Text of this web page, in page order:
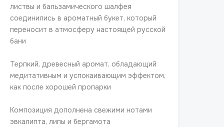
листвы и бальзамического шалфея
соединились в ароматный букет, который
переносит в атмосферу настоящей русской
бани
Терпкий, древесный аромат, обладающий
медитативным и успокаивающим эффектом,
как после хорошей пропарки
Композиция дополнена свежими нотами
эвкалипта, липы и бергамота